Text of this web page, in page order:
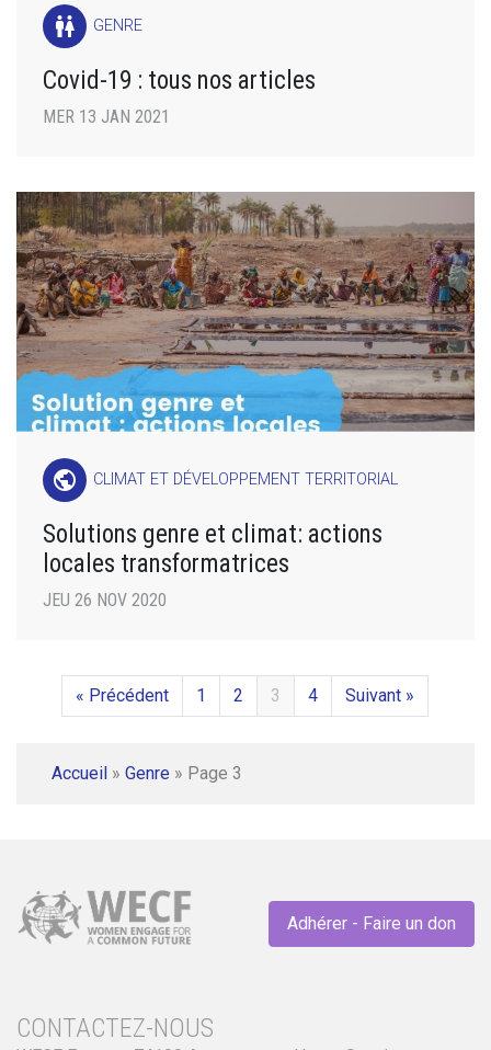
wc GENRE
Covid-19 : tous nos articles
MER 13 JAN 2021
public CLIMAT ET DÉVELOPPEMENT TERRITORIAL
Solutions genre et climat: actions
locales transformatrices
JEU 26 NOV 2020
« Précédent 1 2 3 4 Suivant »
Accueil » Genre » Page 3
Adhérer - Faire un don
CONTACTEZ-NOUS